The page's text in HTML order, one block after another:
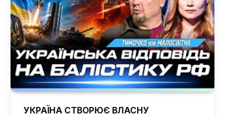
УКРАЇНА СТВОРЮЄ ВЛАСНУ